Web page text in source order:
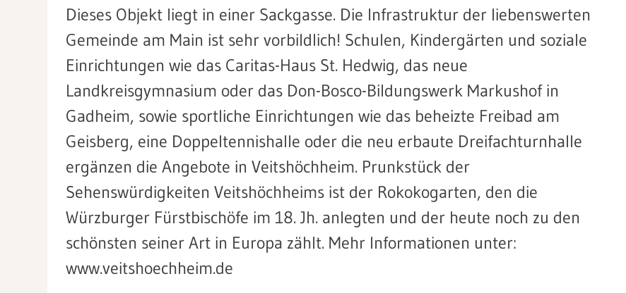
Dieses Objekt liegt in einer Sackgasse. Die Infrastruktur der liebenswerten
Gemeinde am Main ist sehr vorbildlich! Schulen, Kindergärten und soziale
Einrichtungen wie das Caritas-Haus St. Hedwig, das neue
Landkreisgymnasium oder das Don-Bosco-Bildungswerk Markushof in
Gadheim, sowie sportliche Einrichtungen wie das beheizte Freibad am
Geisberg, eine Doppeltennishalle oder die neu erbaute Dreifachturnhalle
ergänzen die Angebote in Veitshöchheim. Prunkstück der
Sehenswürdigkeiten Veitshöchheims ist der Rokokogarten, den die
Würzburger Fürstbischöfe im 18. Jh. anlegten und der heute noch zu den
schönsten seiner Art in Europa zählt. Mehr Informationen unter:
www.veitshoechheim.de